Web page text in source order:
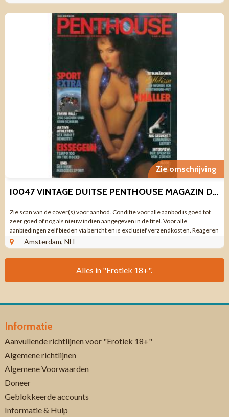
Zie omschrijving
I0047 VINTAGE DUITSE PENTHOUSE MAGAZIN DEZEMBER 1984
Zie scan van de cover(s) voor aanbod. Conditie voor alle aanbod is goed tot
zeer goed of nog als nieuw indien aangegeven in de titel. Voor alle
aanbiedingen zelf bieden via bericht en is exclusief verzendkosten. Reageren
via aanbieding ...
Amsterdam, NH
Alles in "Erotiek 18+".
Informatie
Aanvullende richtlijnen voor "Erotiek 18+"
Algemene richtlijnen
Algemene Voorwaarden
Doneer
Geblokkeerde accounts
Informatie & Hulp